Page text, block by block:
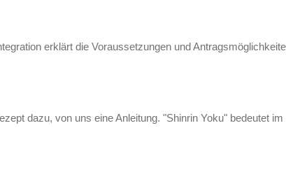
erklärt die Voraussetzungen und
dazu, von uns eine Anleitung. "Shinrin Yoku" bedeutet